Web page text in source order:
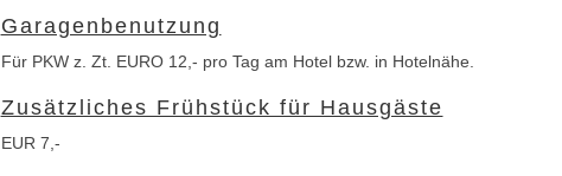
Garagenbenutzung
Für PKW z. Zt. EURO 12,- pro Tag am Hotel bzw. in Hotelnähe.
Zusätzliches Frühstück für Hausgäste
EUR 7,-